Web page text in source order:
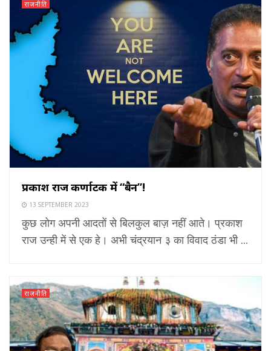
राजनीति
प्रकाश राज कर्णाटक में “बैन”!
13 SEPTEMBER 2023
कुछ लोग अपनी आदतों से बिलकुल बाज़ नहीं आते। प्रकाश
राज उन्ही में से एक हे। अभी चंद्रयान ३ का विवाद ठंडा भी ...
राजनीति